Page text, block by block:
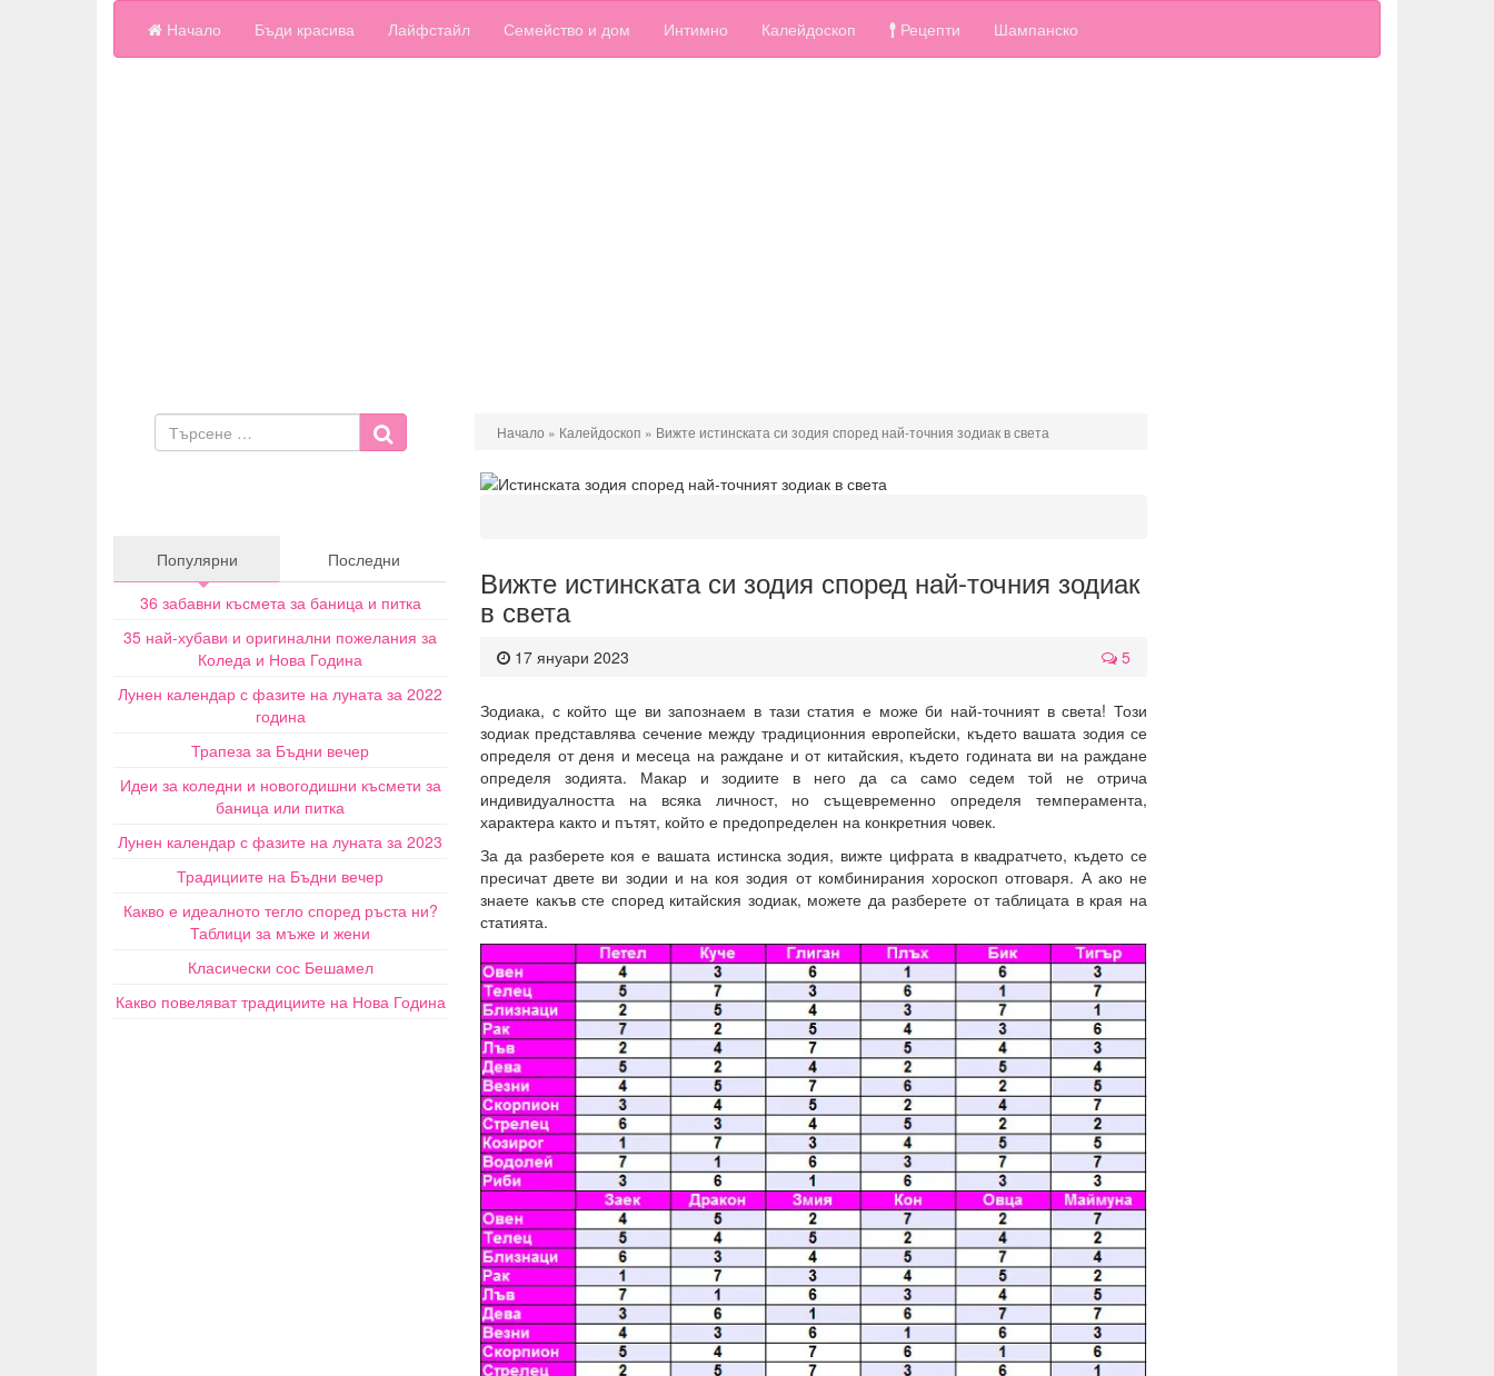
Начало Бъди красива Лайфстайл Семейство и дом Интимно Калейдоскоп Рецепти Шампанско
Начало » Калейдоскоп » Вижте истинската си зодия според най-точния зодиак в света
Вижте истинската си зодия според най-точния зодиак
в света
17 януари 2023 5
Зодиака, с който ще ви запознаем в тази статия е може би най-точният в света! Този
зодиак представлява сечение между традиционния европейски, където вашата зодия се
определя от деня и месеца на раждане и от китайския, където годината ви на раждане
определя зодията. Макар и зодиите в него да са само седем той не отрича
индивидуалността на всяка личност, но същевременно определя темперамента,
характера както и пътят, който е предопределен на конкретния човек.
За да разберете коя е вашата истинска зодия, вижте цифрата в квадратчето, където се
пресичат двете ви зодии и на коя зодия от комбинирания хороскоп отговаря. А ако не
знаете какъв сте според китайския зодиак, можете да разберете от таблицата в края на
статията.
Популярни
Последни
36 забавни късмета за баница и питка
35 най-хубави и оригинални пожелания за
Коледа и Нова Година
Лунен календар с фазите на луната за 2022
година
Трапеза за Бъдни вечер
Идеи за коледни и новогодишни късмети за
баница или питка
Лунен календар с фазите на луната за 2023
Традициите на Бъдни вечер
Какво е идеалното тегло според ръста ни?
Таблици за мъже и жени
Класически сос Бешамел
Какво повеляват традициите на Нова Година